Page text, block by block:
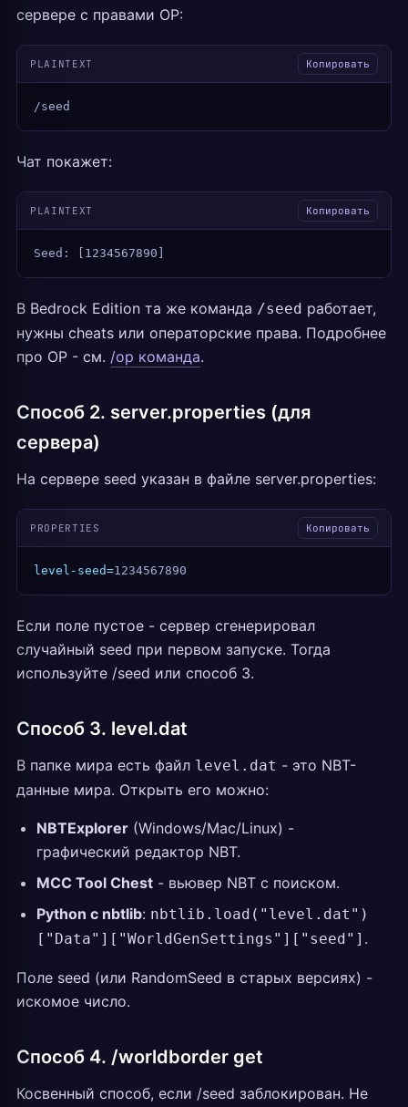
сервере с правами OP:
PLAINTEXT Копировать
/seed
Чат покажет:
PLAINTEXT Копировать
Seed: [1234567890]
В Bedrock Edition та же команда /seed работает,
нужны cheats или операторские права. Подробнее
про OP - см. /op команда.
Способ 2. server.properties (для
сервера)
На сервере seed указан в файле server.properties:
PROPERTIES Копировать
level-seed=1234567890
Если поле пустое - сервер сгенерировал
случайный seed при первом запуске. Тогда
используйте /seed или способ 3.
Способ 3. level.dat
В папке мира есть файл level.dat - это NBT-
данные мира. Открыть его можно:
NBTExplorer (Windows/Mac/Linux) -
графический редактор NBT.
MCC Tool Chest - вьювер NBT с поиском.
Python с nbtlib: nbtlib.load("level.dat")
["Data"]["WorldGenSettings"]["seed"] .
Поле seed (или RandomSeed в старых версиях) -
искомое число.
Способ 4. /worldborder get
Косвенный способ, если /seed заблокирован. Не